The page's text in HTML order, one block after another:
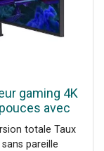
gaming 4K
avec
pour le
totale Taux
pareille